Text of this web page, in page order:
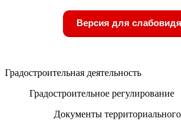
Версия для
Градостроительная деятельность
Градостроительное регулирование
Документы